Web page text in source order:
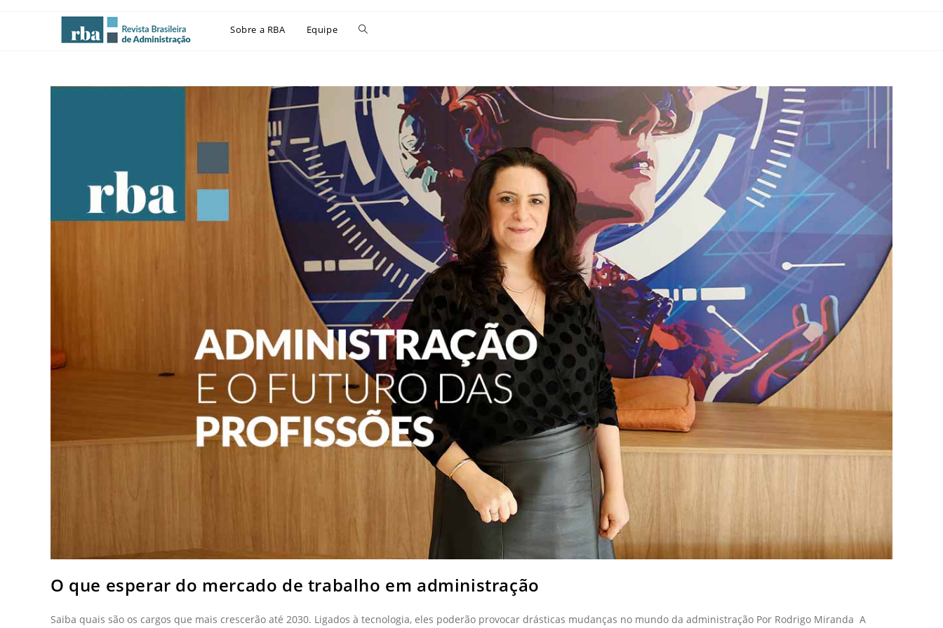
Sobre a RBA Equipe
O que esperar do mercado de trabalho em administração
Saiba quais são os cargos que mais crescerão até 2030. Ligados à tecnologia, eles poderão provocar drásticas mudanças no mundo da administração Por Rodrigo Miranda A